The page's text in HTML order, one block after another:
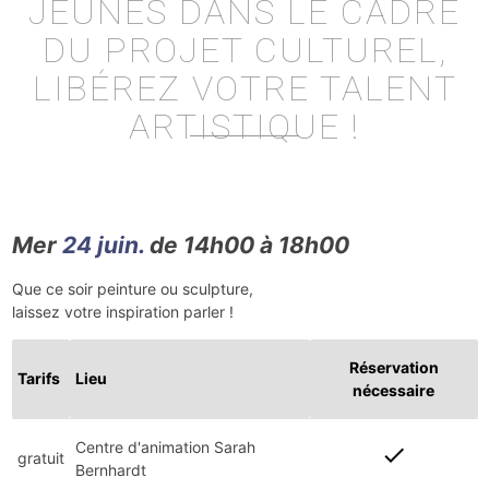
JEUNES DANS LE CADRE
DU PROJET CULTUREL,
LIBÉREZ VOTRE TALENT
ARTISTIQUE !
Mer 24 juin.de 14h00 à 18h00
Que ce soir peinture ou sculpture,
laissez votre inspiration parler !
Tarifs Lieu
Réservation
nécessaire
gratuit
Centre d'animation Sarah
Bernhardt
check